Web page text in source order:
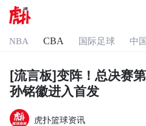
NBA CBA 国际足球 中
[流言板]变阵！总决赛
孙铭徽进入首发
虎扑篮球资讯